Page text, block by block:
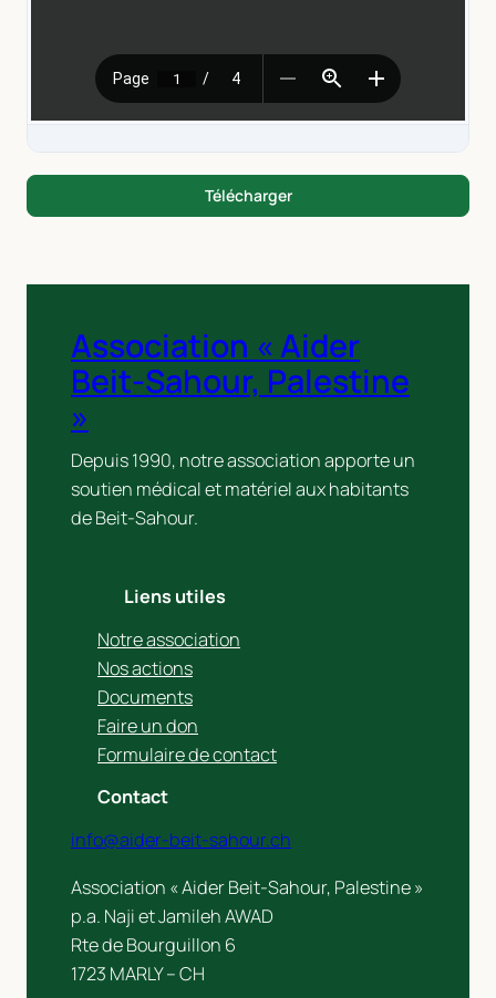
Télécharger
Association « Aider
Beit-Sahour, Palestine
»
Depuis 1990, notre association apporte un
soutien médical et matériel aux habitants
de Beit-Sahour.
Liens utiles
Notre association
Nos actions
Documents
Faire un don
Formulaire de contact
Contact
info@aider-beit-sahour.ch
Association « Aider Beit-Sahour, Palestine »
p.a. Naji et Jamileh AWAD
Rte de Bourguillon 6
1723 MARLY – CH